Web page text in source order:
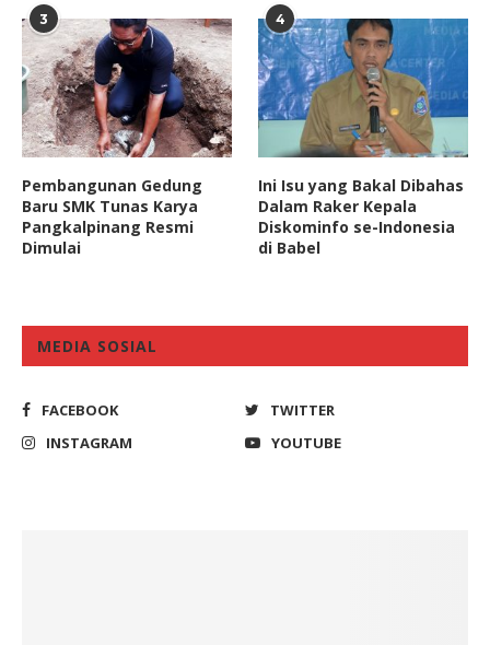
3
Pembangunan Gedung
Baru SMK Tunas Karya
Pangkalpinang Resmi
Dimulai
4
Ini Isu yang Bakal Dibahas
Dalam Raker Kepala
Diskominfo se-Indonesia
di Babel
MEDIA SOSIAL
FACEBOOK
TWITTER
INSTAGRAM
YOUTUBE